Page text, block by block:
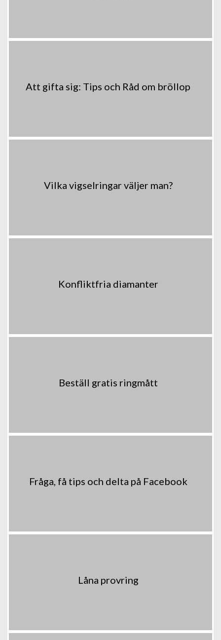
Att gifta sig: Tips och Råd om bröllop
Vilka vigselringar väljer man?
Konfliktfria diamanter
Beställ gratis ringmått
Fråga, få tips och delta på Facebook
Låna provring